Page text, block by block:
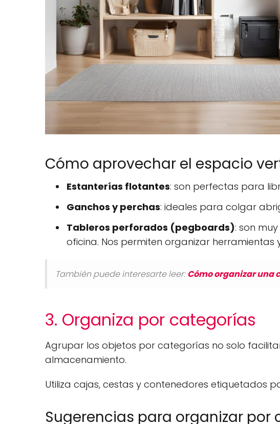
Cómo aprovechar el espacio
Estanterías flotantes: son perfectas para
Ganchos y perchas: ideales para colgar
Tableros perforados (pegboards): son
oficina. Nos permiten organizar herramientas
También puede interesarte leer:Cómo organizar una
3. Organiza por categorías
Agrupar los objetos por categorías no solo
almacenamiento.
Utiliza cajas, cestas y contenedores etiquetados
Sugerencias para organizar por